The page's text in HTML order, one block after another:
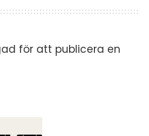
för att publicera en